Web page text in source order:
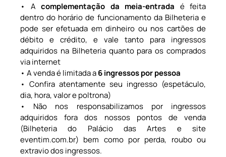
• A complementação da meia-entrada é feita
dentro do horário de funcionamento da Bilheteria e
pode ser efetuada em dinheiro ou nos cartões de
débito e crédito, e vale tanto para ingressos
adquiridos na Bilheteria quanto para os comprados
via internet
• A venda é limitada a6 ingressos por pessoa
• Confira atentamente seu ingresso (espetáculo,
dia, hora, valor e poltrona)
• Não nos responsabilizamos por ingressos
adquiridos fora dos nossos pontos de venda
(Bilheteria do Palácio das Artes e site
eventim.com.br) bem como por perda, roubo ou
extravio dos ingressos.